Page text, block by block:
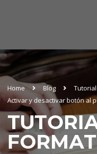
Home Blog
Activar y desactivar botón al